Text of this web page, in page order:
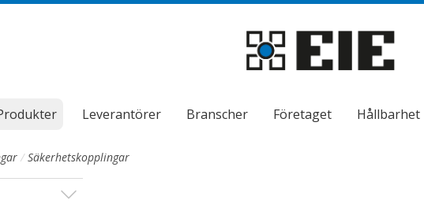
Leverantörer Branscher Företaget Hållbarhet
Säkerhetskopplingar
Visa/Göm undermeny